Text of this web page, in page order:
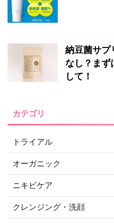
納豆菌サプ
なし？まず
して！
カテゴリ
トライアル
オーガニック
ニキビケア
クレンジング・洗顔